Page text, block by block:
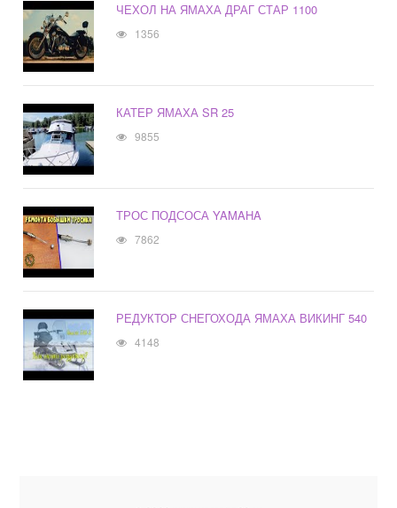
ЧЕХОЛ НА ЯМАХА ДРАГ СТАР 1100
1356
КАТЕР ЯМАХА SR 25
9855
ТРОС ПОДСОСА YAMAHA
7862
РЕДУКТОР СНЕГОХОДА ЯМАХА ВИКИНГ 540
4148